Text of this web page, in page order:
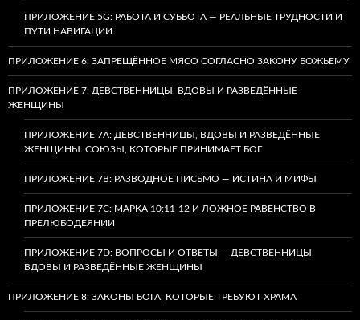
ПРИЛОЖЕНИЕ 5G: РАБОТА И СУББОТА — РЕАЛЬНЫЕ ТРУДНОСТИ И
ПУТИ НАВИГАЦИИ
ПРИЛОЖЕНИЕ 6: ЗАПРЕЩЁННОЕ МЯСО СОГЛАСНО ЗАКОНУ БОЖЬЕМУ
ПРИЛОЖЕНИЕ 7: ДЕВСТВЕННИЦЫ, ВДОВЫ И РАЗВЕДЁННЫЕ
ЖЕНЩИНЫ
ПРИЛОЖЕНИЕ 7А: ДЕВСТВЕННИЦЫ, ВДОВЫ И РАЗВЕДЁННЫЕ
ЖЕНЩИНЫ: СОЮЗЫ, КОТОРЫЕ ПРИНИМАЕТ БОГ
ПРИЛОЖЕНИЕ 7B: РАЗВОДНОЕ ПИСЬМО — ИСТИНА И МИФЫ
ПРИЛОЖЕНИЕ 7C: МАРКА 10:11-12 И ЛОЖНОЕ РАВЕНСТВО В
ПРЕЛЮБОДЕЯНИИ
ПРИЛОЖЕНИЕ 7D: ВОПРОСЫ И ОТВЕТЫ — ДЕВСТВЕННИЦЫ,
ВДОВЫ И РАЗВЕДЁННЫЕ ЖЕНЩИНЫ
ПРИЛОЖЕНИЕ 8: ЗАКОНЫ БОГА, КОТОРЫЕ ТРЕБУЮТ ХРАМА